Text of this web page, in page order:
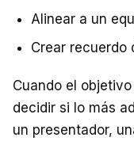
Alinear a un
Crear recuerdo
Cuando el
decidir si lo más
un presentador,